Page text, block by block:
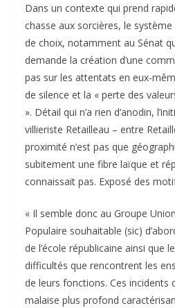
Dans un contexte qui prend
chasse aux sorcières, le
de choix, notamment au Sénat
demande la création d’une
pas sur les attentats en eux-
de silence et la « perte des
». Détail qui n’a rien d’anodin,
villieriste Retailleau – entre
proximité n’est pas que
subitement une fibre laïque et
connaissait pas. Exposé des
« Il semble donc au Groupe
Populaire souhaitable (sic)
de l’école républicaine ainsi que
difficultés que rencontrent les
de leurs fonctions. Ces incidents
malaise plus profond